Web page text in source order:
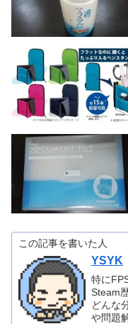
この記事を書いた人
YSYK
特に
Steam
どんな
や問題